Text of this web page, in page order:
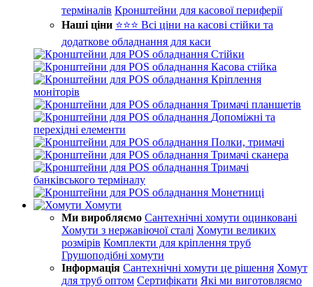
терміналів Кронштейни для касової периферії
Наші ціни ⭐⭐⭐ Всі ціни на касові стійки та
додаткове обладнання для каси
Стійки
Касова стійка
Кріплення
моніторів
Тримачі планшетів
Допоміжні та
перехідні елементи
Полки, тримачі
Тримачі сканера
Тримачі
банківського терміналу
Монетниці
Хомути
Ми виробляємо Сантехнічні хомути оцинковані
Хомути з нержавіючої сталі Хомути великих
розмірів Комплекти для кріплення труб
Грушоподібні хомути
Інформація Сантехнічні хомути це рішення Хомут
для труб оптом Сертифікати Які ми виготовляємо